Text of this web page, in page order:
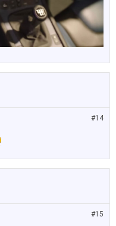
#14
#15